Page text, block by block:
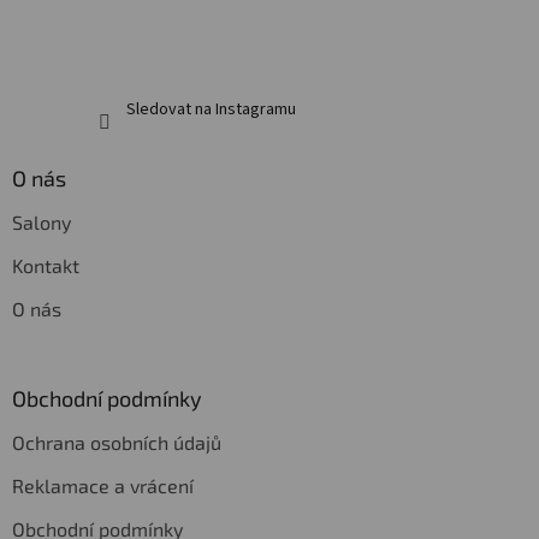
Sledovat na Instagramu
O nás
Salony
Kontakt
O nás
Obchodní podmínky
Ochrana osobních údajů
Reklamace a vrácení
Obchodní podmínky